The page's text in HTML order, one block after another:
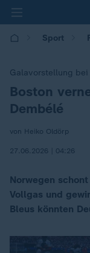
Sport
Galavorstellung
:Boston
Dembélé
von Heiko Oldörp
27.06.2026 | 04:26
Norwegen
Vollgas und
Bleus könnten